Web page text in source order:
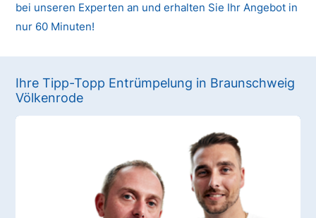
bei unseren Experten an und erhalten Sie Ihr Angebot in
nur 60 Minuten!
Ihre Tipp-Topp Entrümpelung in Braunschweig
Völkenrode